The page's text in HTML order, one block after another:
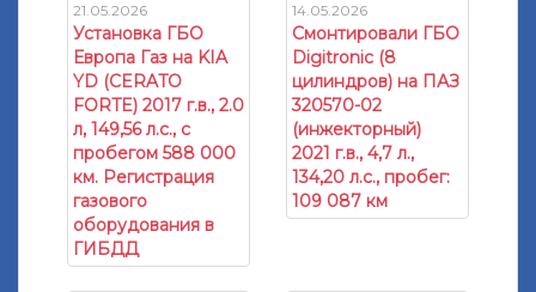
21.05.2026
Установка ГБО
Европа Газ на KIA
YD (CERATO
FORTE) 2017 г.в., 2.0
л, 149,56 л.с., с
пробегом 588 000
км. Регистрация
газового
оборудования в
ГИБДД
14.05.2026
Смонтировали ГБО
Digitronic (8
цилиндров) на ПАЗ
320570-02
(инжекторный)
2021 г.в., 4,7 л.,
134,20 л.с., пробег:
109 087 км